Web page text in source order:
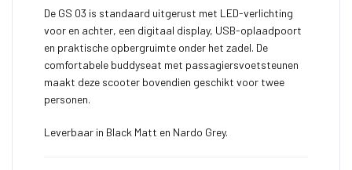
De GS 03 is standaard uitgerust met LED-verlichting
voor en achter, een digitaal display, USB-oplaadpoort
en praktische opbergruimte onder het zadel. De
comfortabele buddyseat met passagiersvoetsteunen
maakt deze scooter bovendien geschikt voor twee
personen.
Leverbaar in Black Matt en Nardo Grey.